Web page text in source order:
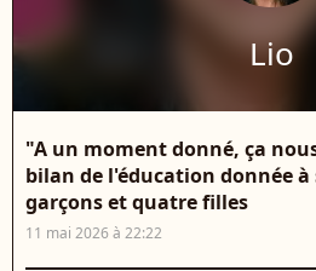
Lio
"A un moment donné, ça
bilan de l'éducation donnée
garçons et quatre filles
11 mai 2026 à 22:22